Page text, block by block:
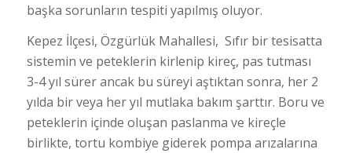
başka sorunların tespiti yapılmış oluyor.
Kepez İlçesi, Özgürlük Mahallesi, Sıfır bir tesisatta
sistemin ve peteklerin kirlenip kireç, pas tutması
3-4 yıl sürer ancak bu süreyi aştıktan sonra, her 2
yılda bir veya her yıl mutlaka bakım şarttır. Boru ve
peteklerin içinde oluşan paslanma ve kireçle
birlikte, tortu kombiye giderek pompa arızalarına